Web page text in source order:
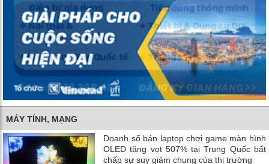
MÁY TÍNH, MẠNG
Doanh số bán laptop chơi game màn hình
OLED tăng vọt 507% tại Trung Quốc bất
chấp sự suy giảm chung của thị trường